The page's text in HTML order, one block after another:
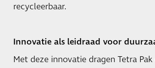
recycleerbaar.
Innovatie als leidraad voor
Met deze innovatie dragen Tetra